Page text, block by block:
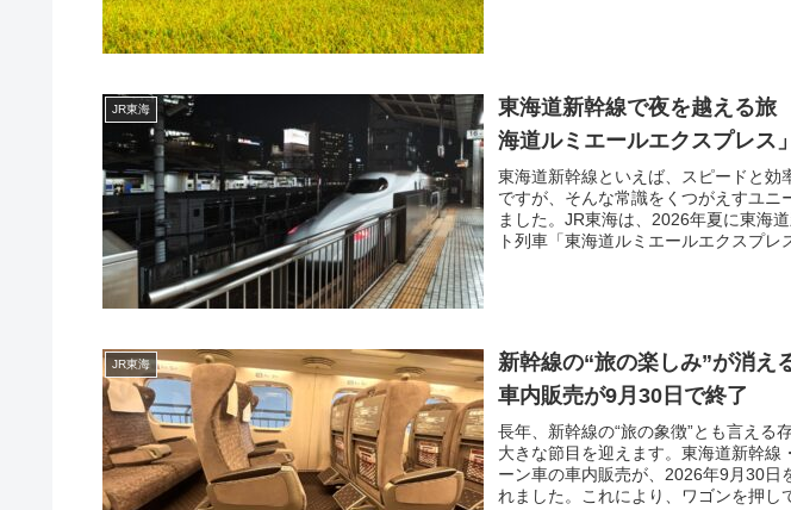
JR東海
東海道新幹線で夜を越える
海道ルミエールエクスプレス」
東海道新幹線といえば、スピードと効
ですが、そんな常識をくつがえすユニ
ました。JR東海は、2026年夏に東海
ト列車「東海道ルミエールエクスプレ
JR東海
新幹線の“旅の楽しみ”が消
車内販売が9月30日で終了
長年、新幹線の“旅の象徴”とも言える
大きな節目を迎えます。東海道新幹線
ーン車の車内販売が、2026年9月30日
れました。これにより、ワゴンを押し